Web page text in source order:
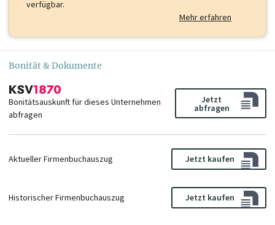
verfügbar.
Mehr erfahren
Bonität & Dokumente
Bonitätsauskunft für dieses Unternehmen
abfragen
Jetzt
abfragen
Aktueller Firmenbuchauszug Jetzt kaufen
Historischer Firmenbuchauszug Jetzt kaufen